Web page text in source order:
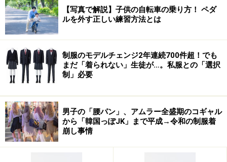
【写真で解説】子供の自転車の乗り方！ ペダ
ルを外す正しい練習方法とは
制服のモデルチェンジ2年連続700件超！でも
まだ「着られない」生徒が…。私服との「選択
制」必要
男子の「腰パン」、アムラー全盛期のコギャル
から「韓国っぽJK」まで平成→令和の制服着
崩し事情